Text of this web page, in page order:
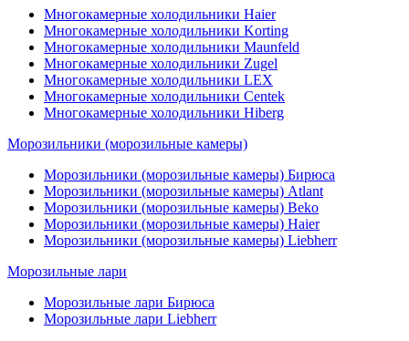
Многокамерные холодильники Haier
Многокамерные холодильники Korting
Многокамерные холодильники Maunfeld
Многокамерные холодильники Zugel
Многокамерные холодильники LEX
Многокамерные холодильники Centek
Многокамерные холодильники Hiberg
Морозильники (морозильные камеры)
Морозильники (морозильные камеры) Бирюса
Морозильники (морозильные камеры) Atlant
Морозильники (морозильные камеры) Beko
Морозильники (морозильные камеры) Haier
Морозильники (морозильные камеры) Liebherr
Морозильные лари
Морозильные лари Бирюса
Морозильные лари Liebherr